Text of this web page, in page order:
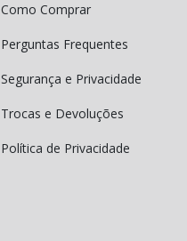
Como Comprar
Perguntas Frequentes
Segurança e Privacidade
Trocas e Devoluções
Política de Privacidade